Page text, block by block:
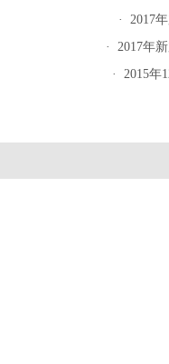
· 2017
· 2017年
· 2015年